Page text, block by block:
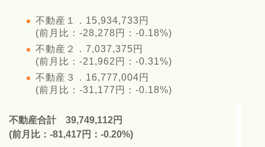
不動産１．15,934,733円
(前月比：-28,278円：-0.18%)
不動産２．7,037,375円
(前月比：-21,962円：-0.31%)
不動産３．16,777,004円
(前月比：-31,177円：-0.18%)
不動産合計 39,749,112円
(前月比：-81,417円：-0.20%)
春乃冬夏(社長ちゃん)の紹
イチオククエスト